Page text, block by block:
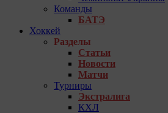
Команды
БАТЭ
Хоккей
Разделы
Статьи
Новости
Матчи
Турниры
Экстралига
КХЛ